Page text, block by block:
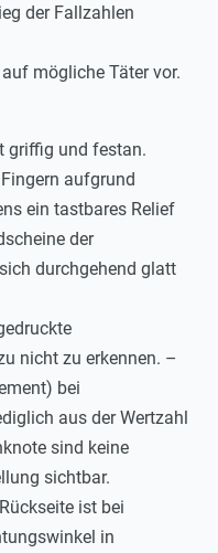
der Fallzahlen
mögliche Täter vor.
griffig und festan.
aufgrund
ein tastbares Relief
der
durchgehend glatt
nicht zu erkennen. –
bei
aus der Wertzahl
sind keine
sichtbar.
ist bei
in